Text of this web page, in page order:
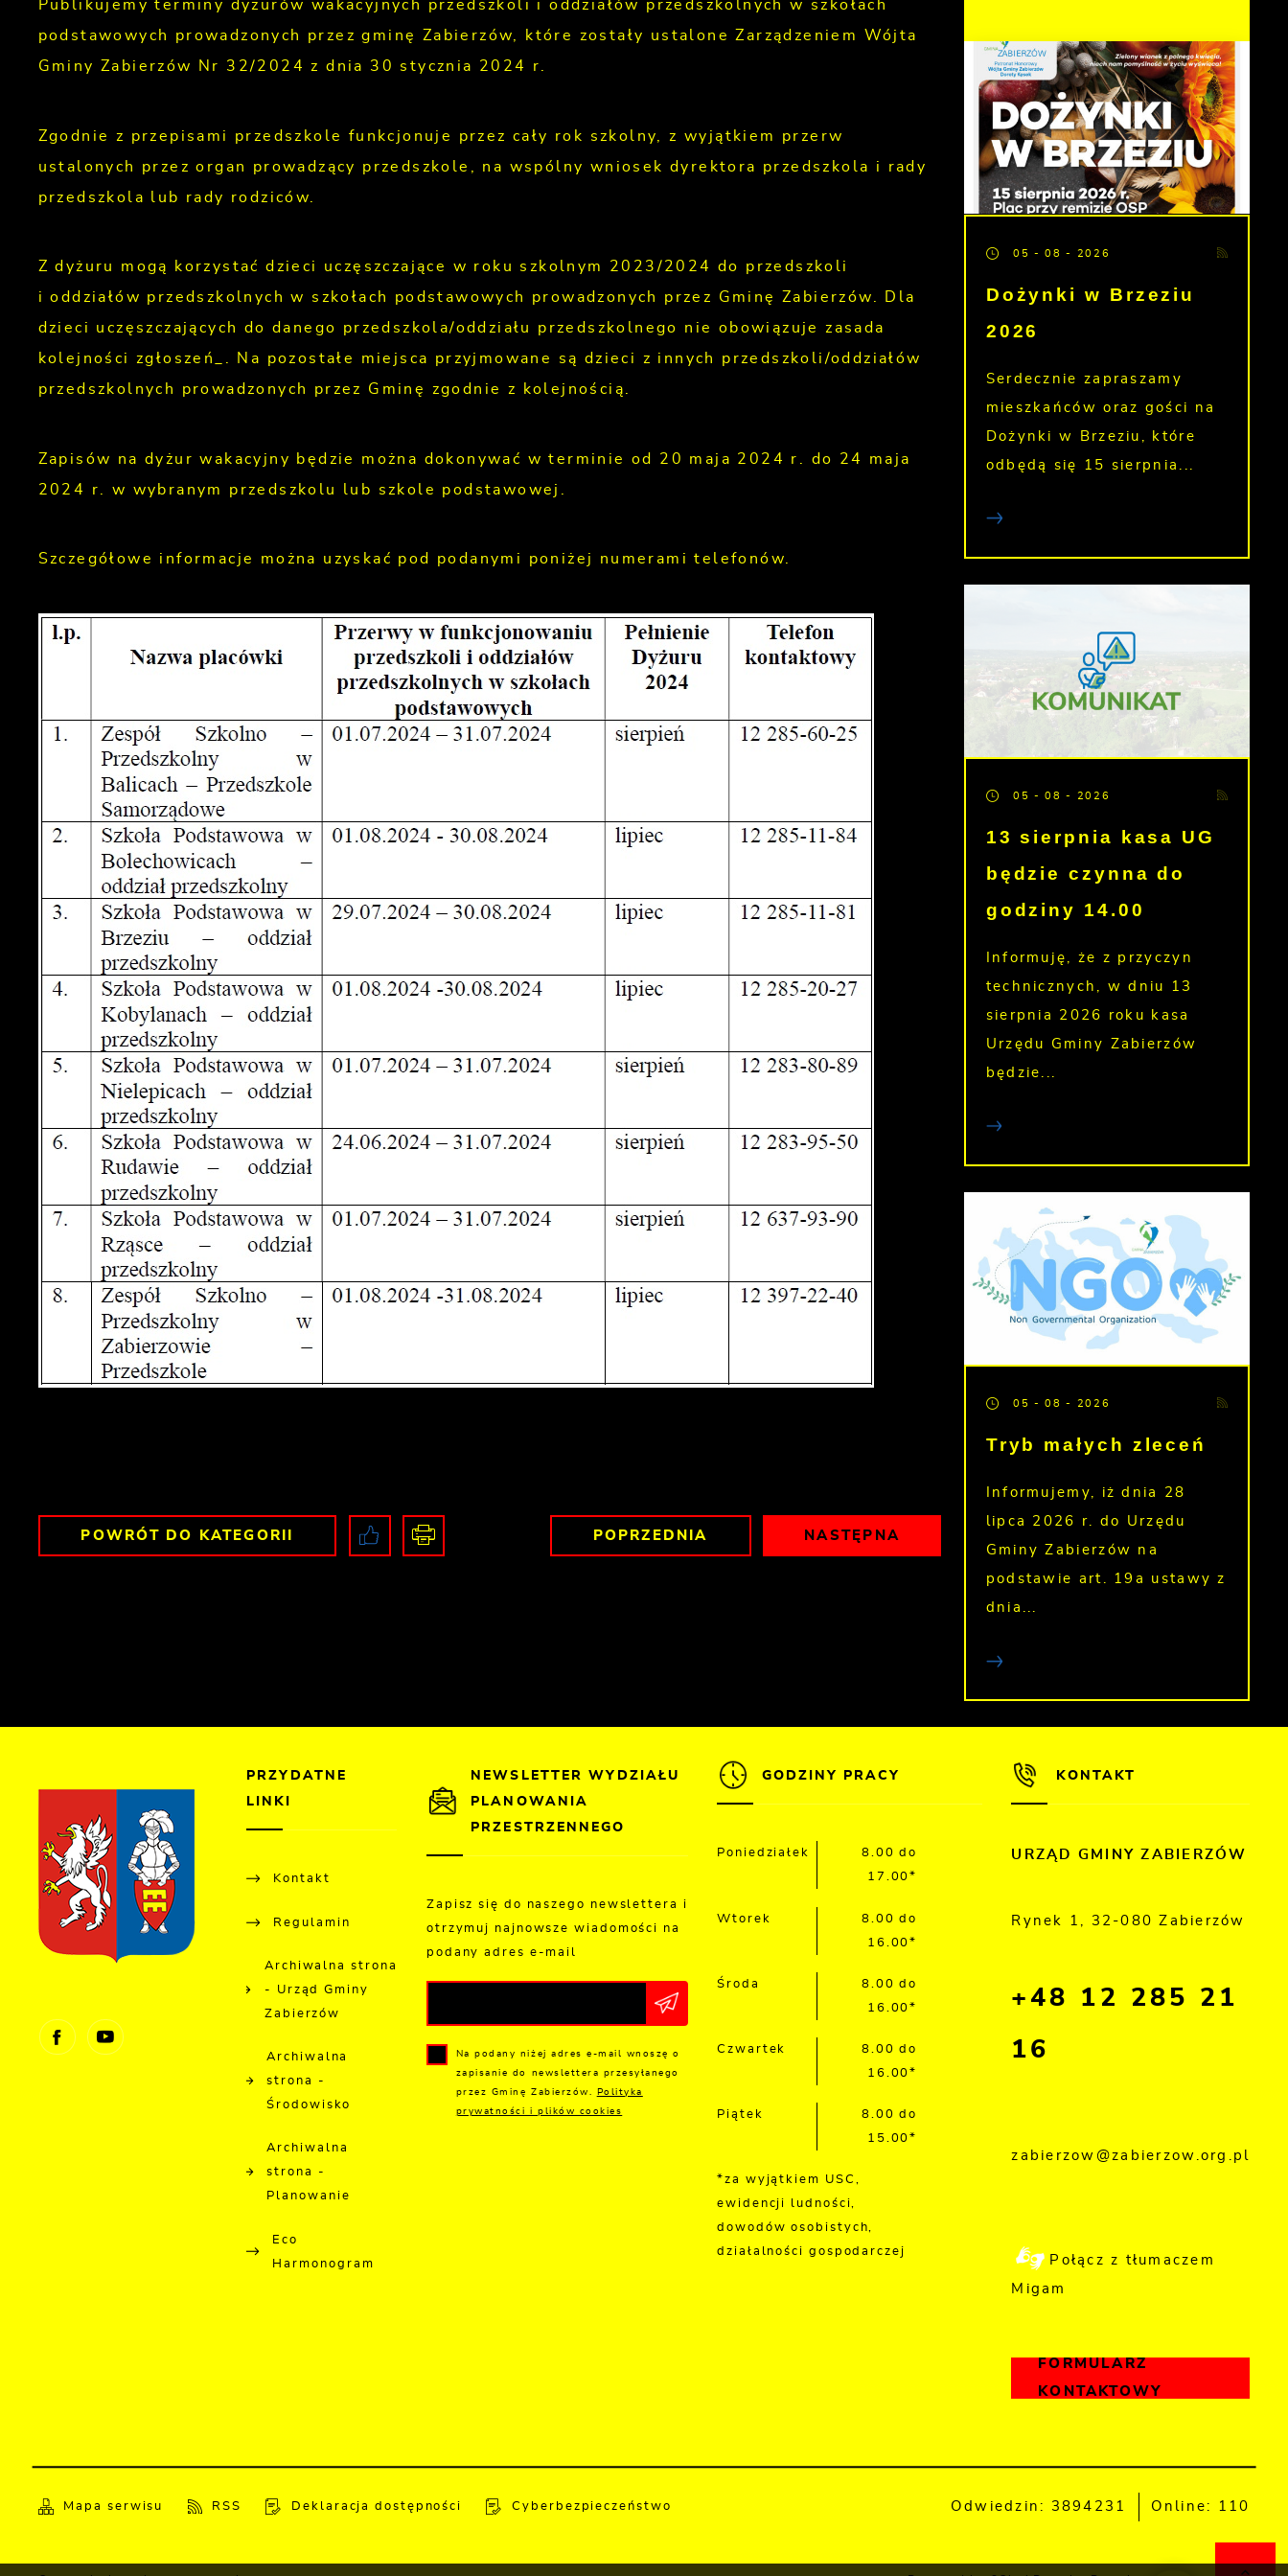
Publikujemy terminy dyżurów wakacyjnych przedszkoli i oddziałów przedszkolnych w szkołach
podstawowych prowadzonych przez gminę Zabierzów, które zostały ustalone Zarządzeniem Wójta
Gminy Zabierzów Nr 32/2024 z dnia 30 stycznia 2024 r.
Zgodnie z przepisami przedszkole funkcjonuje przez cały rok szkolny, z wyjątkiem przerw
ustalonych przez organ prowadzący przedszkole, na wspólny wniosek dyrektora przedszkola i rady
przedszkola lub rady rodziców.
Z dyżuru mogą korzystać dzieci uczęszczające w roku szkolnym 2023/2024 do przedszkoli
i oddziałów przedszkolnych w szkołach podstawowych prowadzonych przez Gminę Zabierzów. Dla
dzieci uczęszczających do danego przedszkola/oddziału przedszkolnego nie obowiązuje zasada
kolejności zgłoszeń_. Na pozostałe miejsca przyjmowane są dzieci z innych przedszkoli/oddziałów
przedszkolnych prowadzonych przez Gminę zgodnie z kolejnością.
Zapisów na dyżur wakacyjny będzie można dokonywać w terminie od 20 maja 2024 r. do 24 maja
2024 r. w wybranym przedszkolu lub szkole podstawowej.
Szczegółowe informacje można uzyskać pod podanymi poniżej numerami telefonów.
POWRÓT DO KATEGORII POPRZEDNIA NASTĘPNA
05 - 08 - 2026
Dożynki w Brzeziu
2026
Serdecznie zapraszamy
mieszkańców oraz gości na
Dożynki w Brzeziu, które
odbędą się 15 sierpnia...
05 - 08 - 2026
13 sierpnia kasa UG
będzie czynna do
godziny 14.00
Informuję, że z przyczyn
technicznych, w dniu 13
sierpnia 2026 roku kasa
Urzędu Gminy Zabierzów
będzie...
05 - 08 - 2026
Tryb małych zleceń
Informujemy, iż dnia 28
lipca 2026 r. do Urzędu
Gminy Zabierzów na
podstawie art. 19a ustawy z
dnia...
PRZYDATNE
LINKI
Kontakt
Regulamin
Archiwalna strona
- Urząd Gminy
Zabierzów
Archiwalna
strona -
Środowisko
Archiwalna
strona -
Planowanie
Eco
Harmonogram
NEWSLETTER WYDZIAŁU
PLANOWANIA
PRZESTRZENNEGO
Zapisz się do naszego newslettera i
otrzymuj najnowsze wiadomości na
podany adres e-mail
Na podany niżej adres e-mail wnoszę o
zapisanie do newslettera przesyłanego
przez Gminę Zabierzów.
Polityka
prywatności i plików cookies
GODZINY PRACY
Poniedziałek
8.00 do
17.00*
Wtorek
8.00 do
16.00*
Środa
8.00 do
16.00*
Czwartek
8.00 do
16.00*
Piątek
8.00 do
15.00*
*za wyjątkiem USC,
ewidencji ludności,
dowodów osobistych,
działalności gospodarczej
KONTAKT
URZĄD GMINY ZABIERZÓW
Rynek 1, 32-080 Zabierzów
+48 12 285 21
16
zabierzow@zabierzow.org.pl
Połącz z tłumaczem
Migam
FORMULARZ
KONTAKTOWY
Mapa serwisu RSS Deklaracja dostępności Cyberbezpieczeństwo Odwiedzin: 3894231 Online: 110